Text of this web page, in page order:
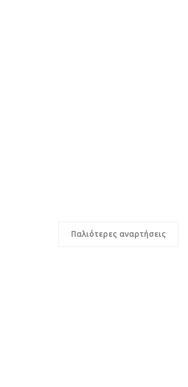
Παλιότερες αναρτήσεις